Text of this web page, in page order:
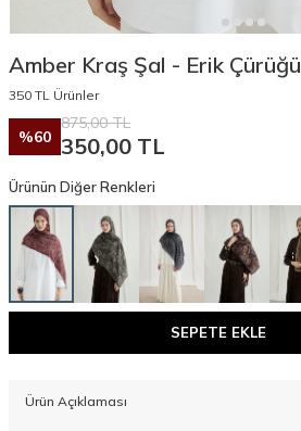
Amber Kraş Şal - Erik Çürüğü
350 TL Ürünler
%60
875,00TL
350,00 TL
Ürünün Diğer Renkleri
SEPETE EKLE
Ürün Açıklaması